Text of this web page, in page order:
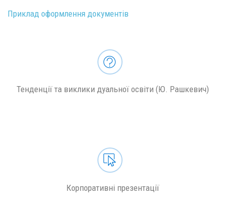
Приклад оформлення документів
Тенденції та виклики дуальної освіти (Ю. Рашкевич)
Корпоративні презентації